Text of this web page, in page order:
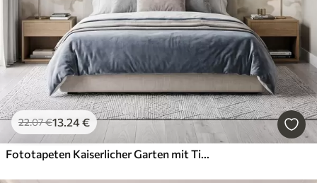
22.07€13.24€
Fototapeten Kaiserlicher Garten mit Tieren im orientalischen Stil – Affe, Leopard, Tiger, Pfau und Reiher